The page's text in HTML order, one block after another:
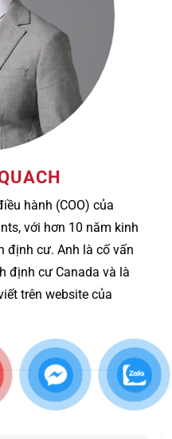
hành (COO) của
với hơn 10 năm kinh
định cư. Anh là cố vấn
định cư Canada và là
trên website của